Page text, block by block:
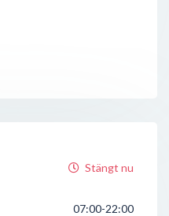
Stängt nu
07:00-22:00